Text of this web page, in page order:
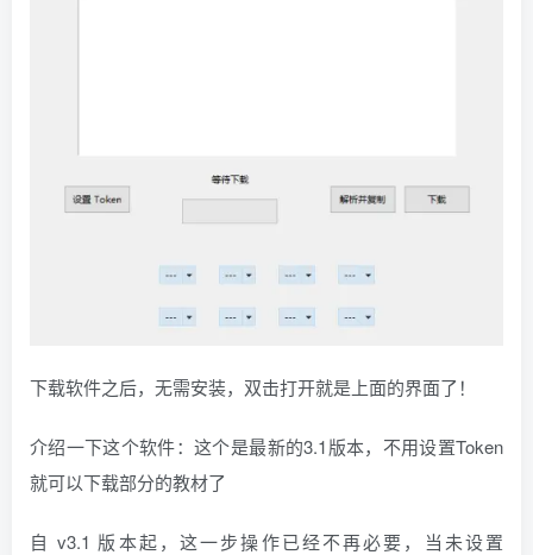
下载软件之后，无需安装，双击打开就是上面的界面了！
介绍一下这个软件：这个是最新的3.1版本，不用设置Token
就可以下载部分的教材了
自 v3.1 版本起，这一步操作已经不再必要，当未设置